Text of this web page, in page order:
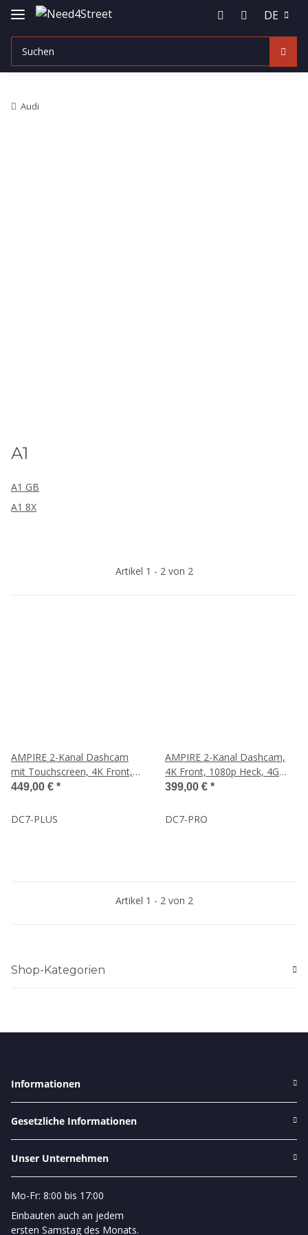
DE
Audi
A1
A1 GB
A1 8X
Artikel 1 - 2 von 2
AMPIRE 2-Kanal Dashcam
mit Touchscreen, 4K Front,
1080p Heck, 4G LTE, WLAN
449,00 € *
DC7-PLUS
AMPIRE 2-Kanal Dashcam,
4K Front, 1080p Heck, 4G
LTE, WLAN, GPS, inkl. 64GB
399,00 € *
DC7-PRO
Artikel 1 - 2 von 2
Shop-Kategorien
Informationen
Gesetzliche Informationen
Unser Unternehmen
Mo-Fr: 8:00 bis 17:00
Einbauten auch an jedem
ersten Samstag des Monats.